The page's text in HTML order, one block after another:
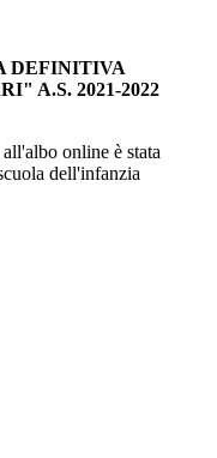
DEFINITIVA
A.S. 2021-2022
online è stata
dell'infanzia